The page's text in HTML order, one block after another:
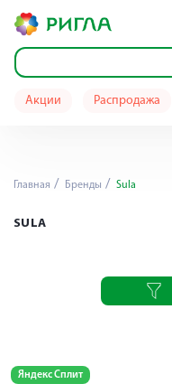
Акции Распродажа
Главная Бренды Sula
SULA
Яндекс Сплит